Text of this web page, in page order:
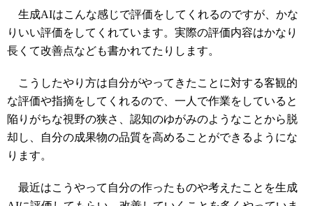
生成AIはこんな感じで評価をしてくれるのですが、かな
りいい評価をしてくれています。実際の評価内容はかなり
長くて改善点なども書かれてたりします。
こうしたやり方は自分がやってきたことに対する客観的
な評価や指摘をしてくれるので、一人で作業をしていると
陥りがちな視野の狭さ、認知のゆがみのようなことから脱
却し、自分の成果物の品質を高めることができるようにな
ります。
最近はこうやって自分の作ったものや考えたことを生成